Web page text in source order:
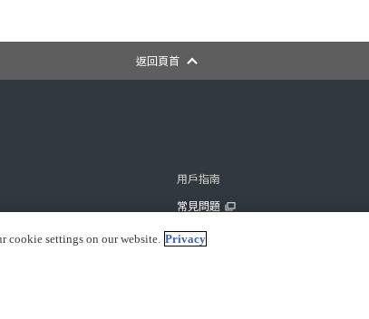
返回頁首
用戶指南
常見問題
聯繫我們
cookie settings on our website. Privacy